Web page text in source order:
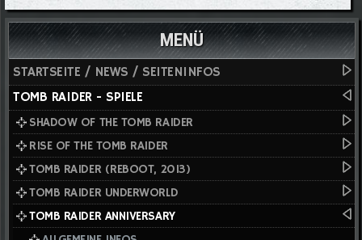
MENÜ
STARTSEITE / NEWS / SEITENINFOS
TOMB RAIDER - SPIELE
SHADOW OF THE TOMB RAIDER
RISE OF THE TOMB RAIDER
TOMB RAIDER (REBOOT, 2013)
TOMB RAIDER UNDERWORLD
TOMB RAIDER ANNIVERSARY